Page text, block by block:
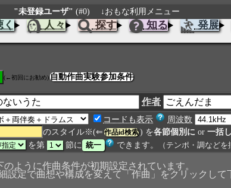
"未登録ユーザ" (#0) ↓おもな利用メニュー
人々 探す 知る 発展
(←初回にお勧め)自動作曲実験参加条件
作者
コードも表示
周波数
のスタイル※(⇐ 作品id検索) を各節個別に or 一括
を第 節に できます。 （テンポ・調など
のように作曲条件が初期設定されています。
設定で曲想や構成を変えて「作曲」をクリックして